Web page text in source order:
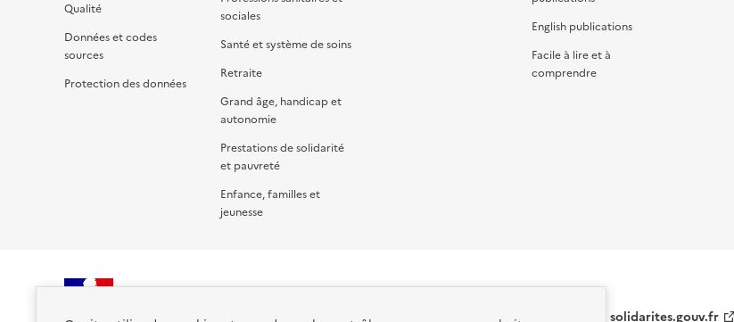
Qualité
Données et codes
sources
Protection des données
sociales
Santé et système de soins
Retraite
Grand âge, handicap et
autonomie
Prestations de solidarité
et pauvreté
Enfance, familles et
jeunesse
English publications
Facile à lire et à
comprendre
solidarites.gouv.fr